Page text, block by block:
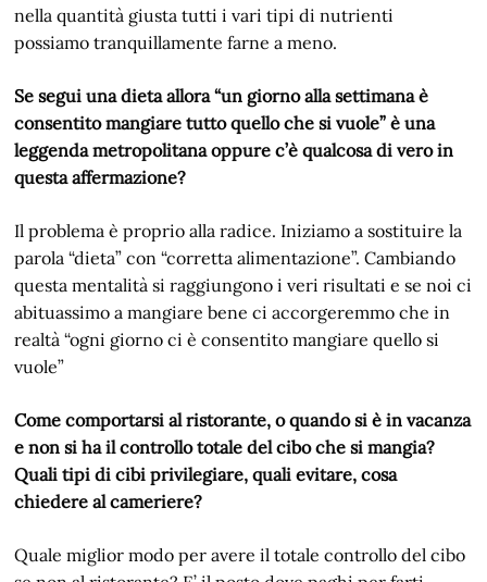
nella quantità giusta tutti i vari tipi di nutrienti
possiamo tranquillamente farne a meno.
Se segui una dieta allora “un giorno alla settimana è
consentito mangiare tutto quello che si vuole” è una
leggenda metropolitana oppure c’è qualcosa di vero in
questa affermazione?
Il problema è proprio alla radice. Iniziamo a sostituire la
parola “dieta” con “corretta alimentazione”. Cambiando
questa mentalità si raggiungono i veri risultati e se noi ci
abituassimo a mangiare bene ci accorgeremmo che in
realtà “ogni giorno ci è consentito mangiare quello si
vuole”
Come comportarsi al ristorante, o quando si è in vacanza
e non si ha il controllo totale del cibo che si mangia?
Quali tipi di cibi privilegiare, quali evitare, cosa
chiedere al cameriere?
Quale miglior modo per avere il totale controllo del cibo